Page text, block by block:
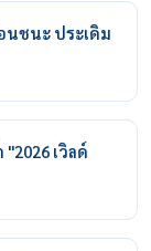
ชนะ ประเดิม
เวิลด์